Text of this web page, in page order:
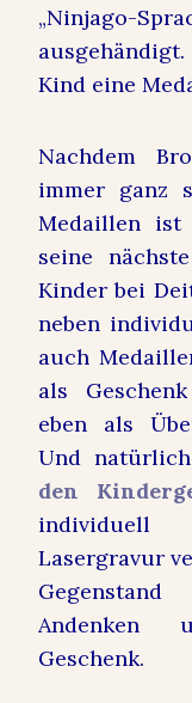
„Ninjago-
Kind eine
Nachdem
immer ganz
Medaillen
seine
Kinder bei
neben
auch
als
eben als
Und
den
individuell
Lasergravur
Andenken
Geschenk.